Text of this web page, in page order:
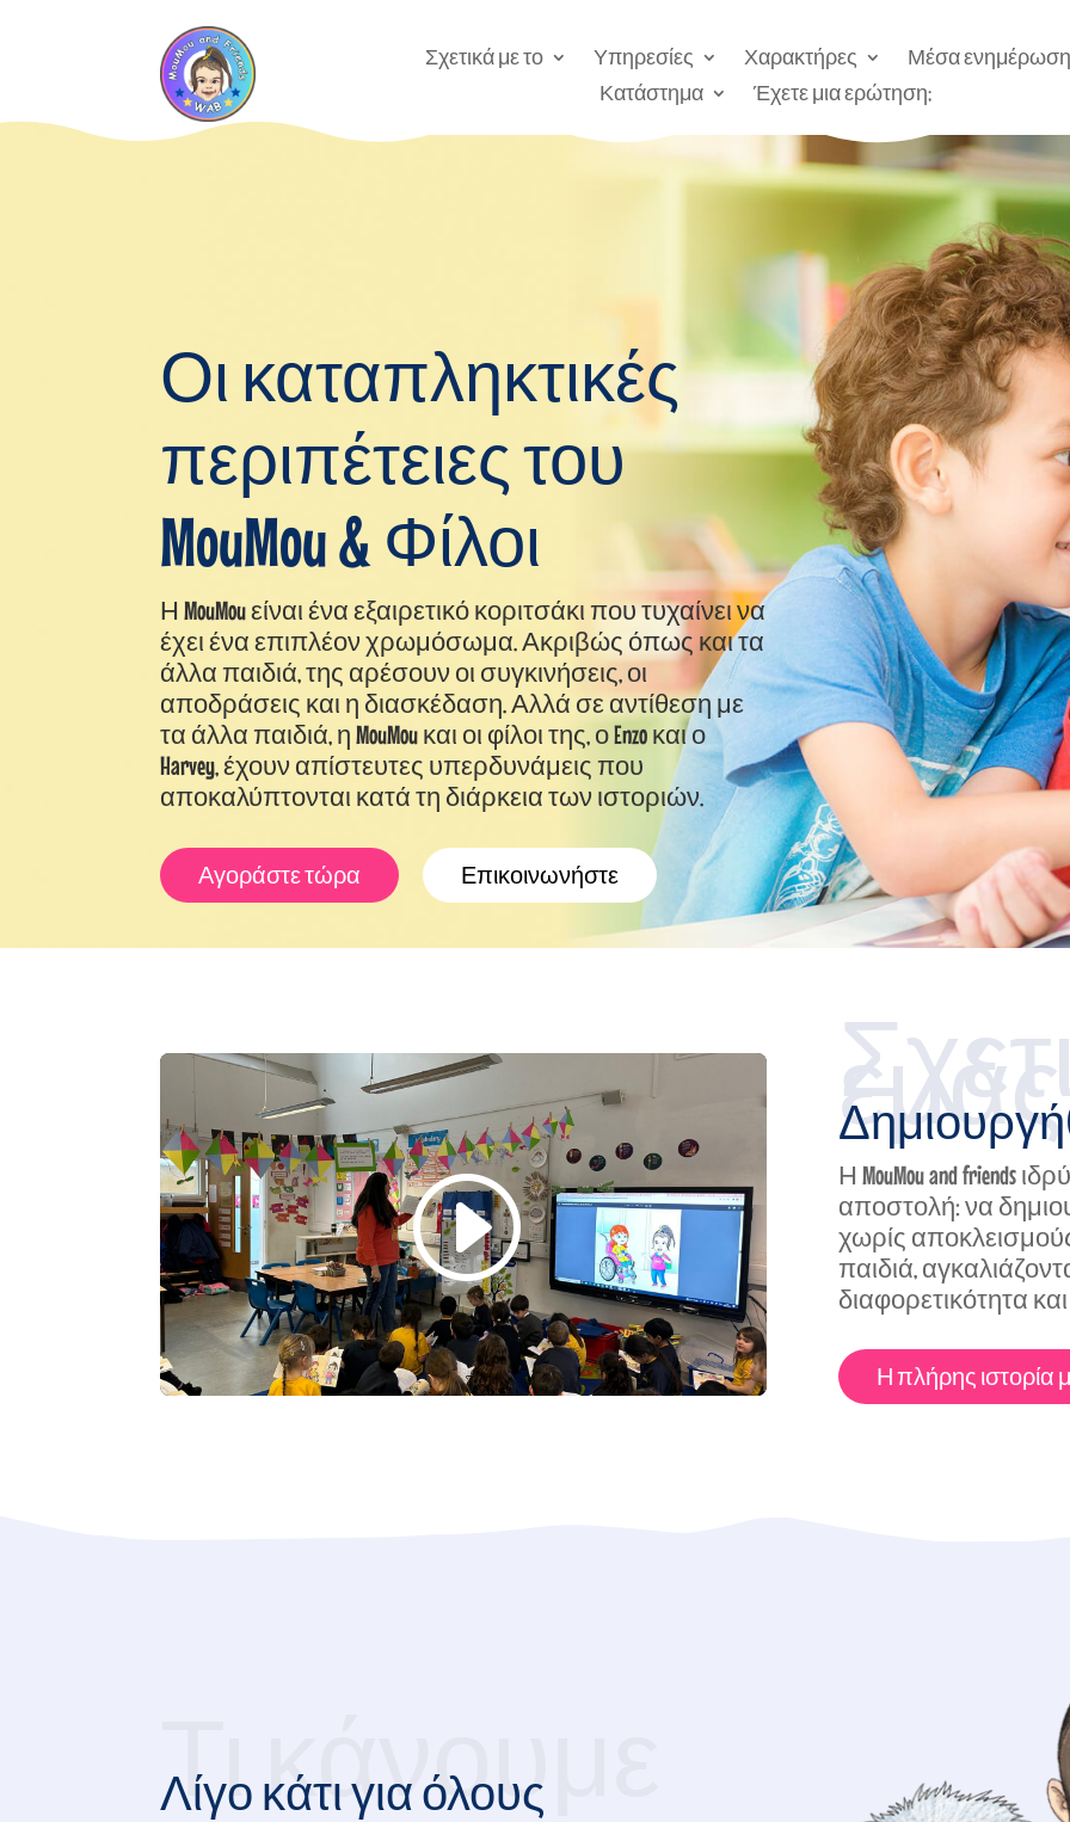
Σχετικά με το Υπηρεσίες Χαρακτήρες
Μέσα
Κατάστημα
Έχετε μια ερώτηση;
Οι καταπληκτικές
περιπέτειες του
MouMou & Φίλοι
Η MouMou είναι ένα εξαιρετικό κοριτσάκι που τυχαίνει να
έχει ένα επιπλέον χρωμόσωμα. Ακριβώς όπως και τα
άλλα παιδιά, της αρέσουν οι συγκινήσεις, οι
αποδράσεις και η διασκέδαση. Αλλά σε αντίθεση με
τα άλλα παιδιά, η MouMou και οι φίλοι της, ο Enzo και ο
Harvey, έχουν απίστευτες υπερδυνάμεις που
αποκαλύπτονται κατά τη διάρκεια των ιστοριών.
Αγοράστε τώρα Επικοινωνήστε
εμάς
Η MouMou and friends
αποστολή: να
χωρίς
παιδιά,
διαφορετικότητα
Η πλήρης ιστορία
Τι κάνουμε
Λίγο κάτι για όλους